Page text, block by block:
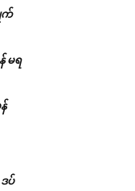
က်
မရ
ပ်